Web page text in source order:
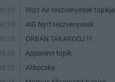
Wizz Air részvényesek topikja
4IG Nyrt reszvenyesek.
ORBÁN TAKARODJ !!!
Appeninn topik
Akkocska